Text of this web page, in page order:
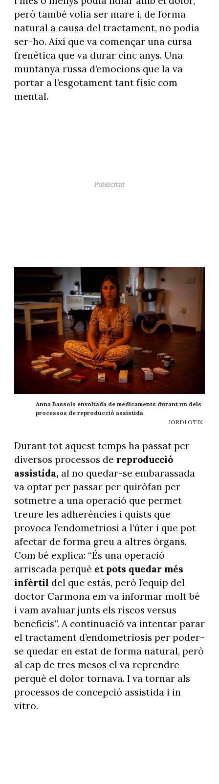
però també volia ser mare i, de forma
natural a causa del tractament, no podia
ser-ho. Així que va començar una cursa
frenètica que va durar cinc anys. Una
muntanya russa d’emocions que la va
portar a l’esgotament tant físic com
mental.
Anna Bassols envoltada de medicaments durant un dels
processos de reproducció assistida
JORDI OTIX
Durant tot aquest temps ha passat per
diversos processos de reproducció
assistida, al no quedar-se embarassada
va optar per passar per quiròfan per
sotmetre a una operació que permet
treure les adherències i quists que
provoca l’endometriosi a l’úter i que pot
afectar de forma greu a altres òrgans.
Com bé explica: “És una operació
arriscada perquè et pots quedar més
infèrtil del que estàs, però l’equip del
doctor Carmona em va informar molt bé
i vam avaluar junts els riscos versus
beneficis”. A continuació va intentar parar
el tractament d’endometriosis per poder-
se quedar en estat de forma natural, però
al cap de tres mesos el va reprendre
perquè el dolor tornava. I va tornar als
processos de concepció assistida i in
vitro.